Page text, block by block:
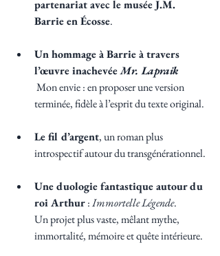
partenariat avec le musée J.M.
Barrie en Écosse.
Un hommage à Barrie à travers
l’œuvre inachevée Mr. Lapraik
terminée, fidèle à l’esprit du texte original.
Le fil d’argent, un roman plus
introspectif autour du transgénérationnel.
Une duologie fantastique autour du
roi Arthur : Immortelle Légende.
Un projet plus vaste, mêlant mythe,
immortalité, mémoire et quête intérieure.